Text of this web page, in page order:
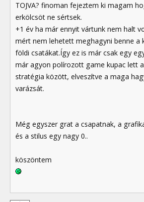
TOJVA? finoman fejeztem ki magam
erkölcsöt ne sértsek.
+1 év ha már ennyit vártunk nem halt
mért nem lehetett meghagyni benne a
földi csatákat.Így ez is már csak egy
már agyon polírozott game kupac lett
stratégia között, elveszítve a maga
varázsát.
Még egyszer grat a csapatnak, a
és a stilus egy nagy 0..
köszöntem